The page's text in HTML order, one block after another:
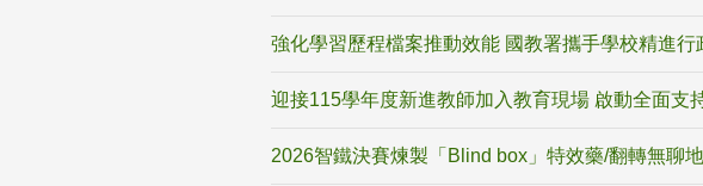
強化學習歷程檔案推動效能 國教署攜手學校精進行
迎接115學年度新進教師加入教育現場 啟動全面支
2026智鐵決賽煉製「Blind box」特效藥/翻轉無聊